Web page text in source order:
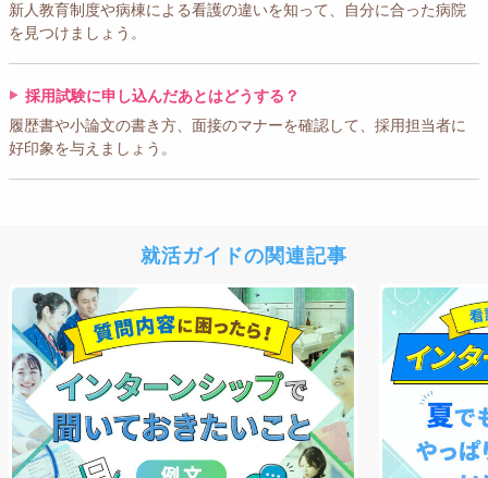
新人教育制度や病棟による看護の違いを知って、自分に合った病院
を見つけましょう。
採用試験に申し込んだあとはどうする？
履歴書や小論文の書き方、面接のマナーを確認して、採用担当者に
好印象を与えましょう。
就活ガイドの関連記事